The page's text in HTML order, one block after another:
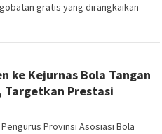
gratis yang dirangkaikan
ke Kejurnas Bola Tangan
Targetkan Prestasi
Provinsi Asosiasi Bola